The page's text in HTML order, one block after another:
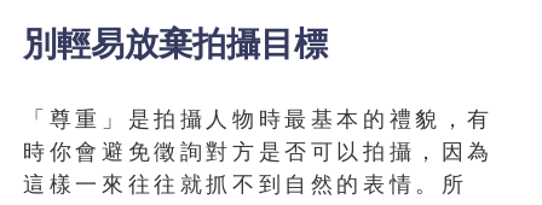
別輕易放棄拍攝目標
「尊重」是拍攝人物時最基本的禮貌，有
時你會避免徵詢對方是否可以拍攝，因為
這樣一來往往就抓不到自然的表情。所